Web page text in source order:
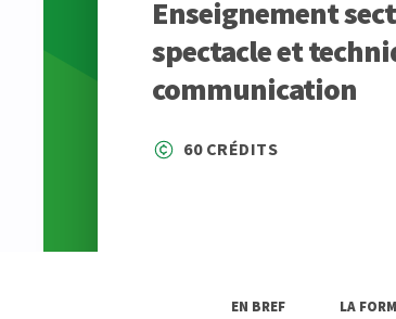
Enseignement
spectacle et
communication
60 CRÉDITS
EN BREF LA